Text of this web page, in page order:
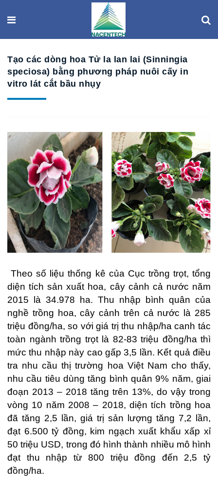
Tạo các dòng hoa Tử la lan lai (Sinningia
speciosa) bằng phương pháp nuôi cấy in
vitro lát cắt bầu nhụy
Theo số liệu thống kê của Cục trồng trọt, tổng
diện tích sản xuất hoa, cây cảnh cả nước năm
2015 là 34.978 ha. Thu nhập bình quân của
nghề trồng hoa, cây cảnh trên cả nước là 285
triệu đồng/ha, so với giá trị thu nhập/ha canh tác
toàn ngành trồng trọt là 82-83 triệu đồng/ha thì
mức thu nhập này cao gấp 3,5 lần. Kết quả điều
tra nhu cầu thị trường hoa Việt Nam cho thấy,
nhu cầu tiêu dùng tăng bình quân 9% năm, giai
đoạn 2013 – 2018 tăng trên 13%, do vậy trong
vòng 10 năm 2008 – 2018, diện tích trồng hoa
đã tăng 2,5 lần, giá trị sản lượng tăng 7,2 lần,
đạt 6.500 tỷ đồng, kim ngạch xuất khẩu xấp xỉ
50 triệu USD, trong đó hình thành nhiều mô hình
đạt thu nhập từ 800 triệu đồng đến 2,5 tỷ
đồng/ha.